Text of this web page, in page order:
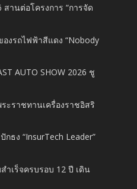
สานต่อโครงการ “การจัด
งรถไฟฟ้าสีแดง “Nobody
AUTO SHOW 2026 ชู
ะราชทานเครื่องราชอิสริ
ธง “InsurTech Leader”
ำเร็จครบรอบ 12 ปี เดิน